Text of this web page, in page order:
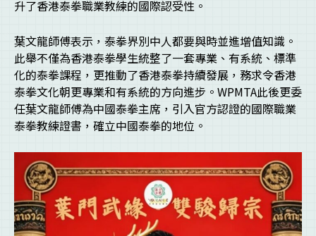
升了香港泰拳職業教練的國際認受性。
葉文龍師傅表示，泰拳界別中人都要與時並進增值知識。
此舉不僅為香港泰拳學生統整了一套專業、有系統、標準
化的泰拳課程，更推動了香港泰拳持續發展，務求令香港
泰拳文化朝更專業和有系統的方向進步。WPMTA此後更委
任葉文龍師傅為中國泰拳主席，引入官方認證的國際職業
泰拳教練證書，確立中國泰拳的地位。